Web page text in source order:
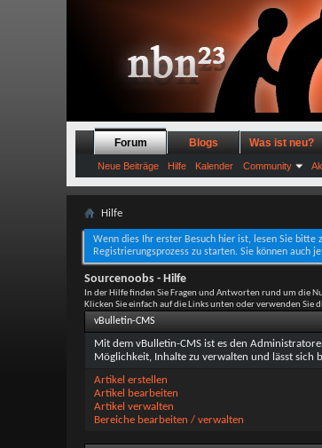
Forum
Neue Beiträge Hilfe Kalender Community
Blogs Was ist neu?
Hilfe
Wenn dies Ihr erster Besuch hier ist, lesen Sie bitte
Registrierungsprozess zu starten. Sie können auch
Sourcenoobs - Hilfe
In der Hilfe finden Sie Fragen und Antworten rund um die
Klicken Sie einfach auf die Links unten oder verwenden Sie
vBulletin-CMS
Mit dem vBulletin-CMS ist es den
Möglichkeit, Inhalte zu verwalten und lässt sich
Artikel erstellen
Artikel bearbeiten
Artikel verwalten
Bereiche bearbeiten / verwalten